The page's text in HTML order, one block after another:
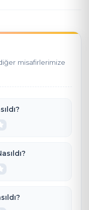
misafirlerimize